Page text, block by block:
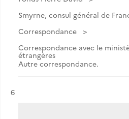
Smyrne, consul général de
Correspondance
Correspondance avec le
étrangères
Autre correspondance.
Résultat n°
6